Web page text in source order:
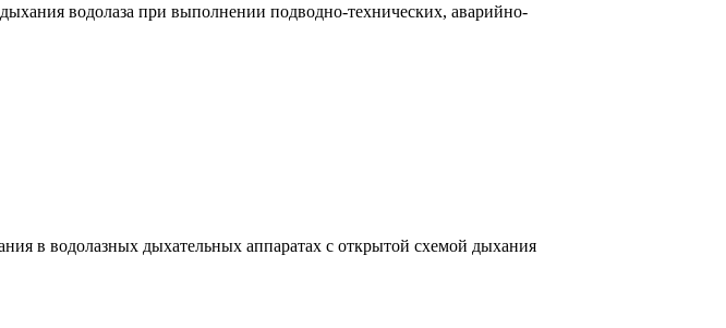
водолаза при выполнении подводно-технических, аварийно-
в водолазных дыхательных аппаратах с открытой схемой дыхания